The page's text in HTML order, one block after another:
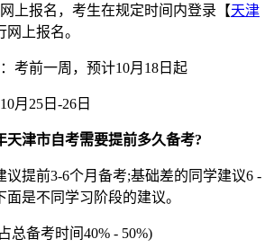
报名，考生在规定时间内登录【天津
网上报名。
前一周，预计10月18日起
25日-26日
天津市自考需要提前多久备考?
提前3-6个月备考;基础差的同学建议6 -
是不同学习阶段的建议。
备考时间40% - 50%)